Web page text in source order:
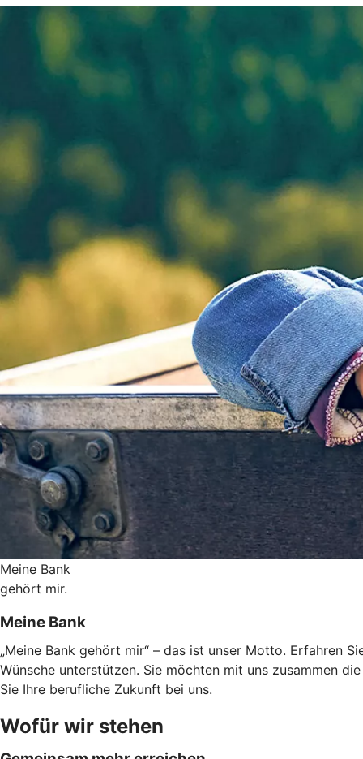
Meine Bank
gehört mir.
Meine Bank
„Meine Bank gehört mir“ – das ist unser Motto. Erfahren
Wünsche unterstützen. Sie möchten mit uns zusammen
Sie Ihre berufliche Zukunft bei uns.
Wofür wir stehen